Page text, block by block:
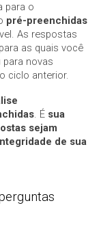
para o
pré-preenchidas
As respostas
as quais você
novas
ciclo anterior.
. É sua
sejam
de sua